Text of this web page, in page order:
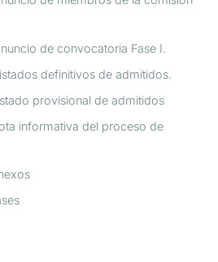
informativa del proceso de
provisional de admitidos
definitivos de admitidos.
de convocatoria Fase I.